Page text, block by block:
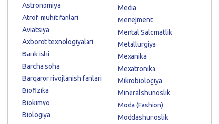
Astronomiya
Atrof-muhit fanlari
Aviatsiya
Axborot texnologiyalari
Bank ishi
Barcha soha
Barqaror rivojlanish fanlari
Biofizika
Biokimyo
Biologiya
Media
Menejment
Mental Salomatlik
Metallurgiya
Mexanika
Mexatronika
Mikrobiologiya
Mineralshunoslik
Moda (Fashion)
Moddashunoslik